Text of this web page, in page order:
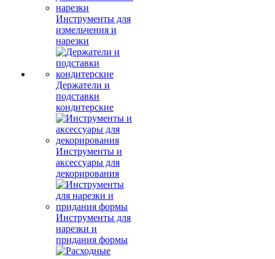
Инструменты для
измельчения и
нарезки
Держатели и
подставки
кондитерские
Инструменты и
аксессуары для
декорирования
Инструменты для
нарезки и
придания формы